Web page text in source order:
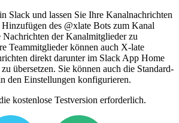
Slack und lassen Sie Ihre Kanalnachrichten
Hinzufügen des @xlate Bots zum Kanal
Nachrichten der Kanalmitglieder zu
Teammitglieder können auch X-late
direkt darunter im Slack App Home
übersetzen. Sie können auch die Standard-
den Einstellungen konfigurieren.
kostenlose Testversion erforderlich.